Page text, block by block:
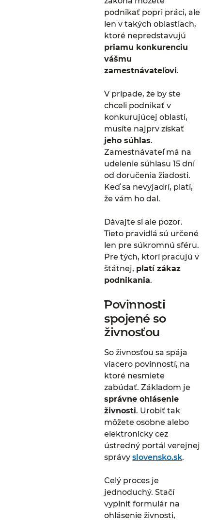
podnikať popri práci, ale
len v takých oblastiach,
ktoré nepredstavujú
priamu konkurenciu
vášmu
zamestnávateľovi.
V prípade, že by ste
chceli podnikať v
konkurujúcej oblasti,
musíte najprv získať
jeho súhlas.
Zamestnávateľ má na
udelenie súhlasu 15 dní
od doručenia žiadosti.
Keď sa nevyjadrí, platí,
že vám ho dal.
Dávajte si ale pozor.
Tieto pravidlá sú určené
len pre súkromnú sféru.
Pre tých, ktorí pracujú v
štátnej, platí zákaz
podnikania.
Povinnosti
spojené so
živnosťou
So živnosťou sa spája
viacero povinností, na
ktoré nesmiete
zabúdať. Základom je
správne ohlásenie
živnosti. Urobiť tak
môžete osobne alebo
elektronicky cez
ústredný portál verejnej
správyslovensko.sk.
Celý proces je
jednoduchý. Stačí
vyplniť formulár na
ohlásenie živnosti,